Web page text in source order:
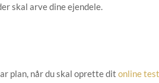
skal arve dine ejendele.
plan, når du skal oprette dit online